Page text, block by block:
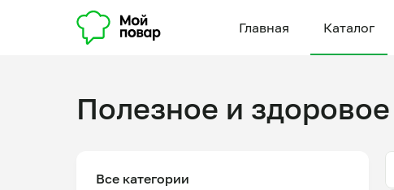
Главная Каталог
Полезное и здоровое
Все категории